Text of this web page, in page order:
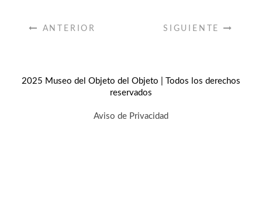
ANTERIOR SIGUIENTE
2025 Museo del Objeto del Objeto | Todos los derechos
reservados
Aviso de Privacidad